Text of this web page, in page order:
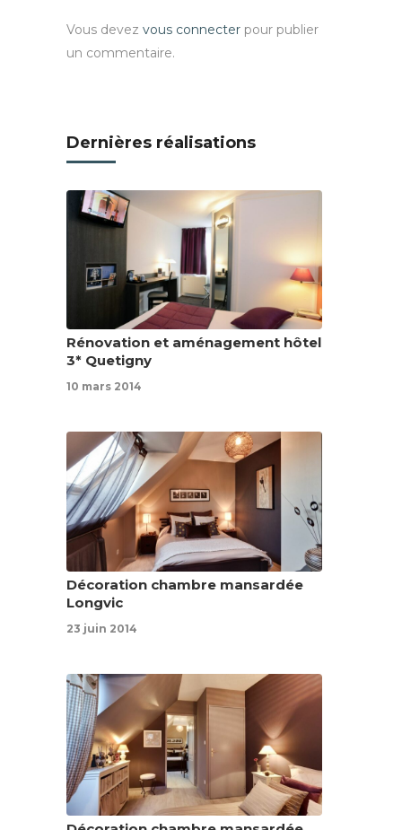
Vous devez vous connecter pour publier
un commentaire.
Dernières réalisations
Rénovation et aménagement hôtel
3* Quetigny
10 mars 2014
Décoration chambre mansardée
Longvic
23 juin 2014